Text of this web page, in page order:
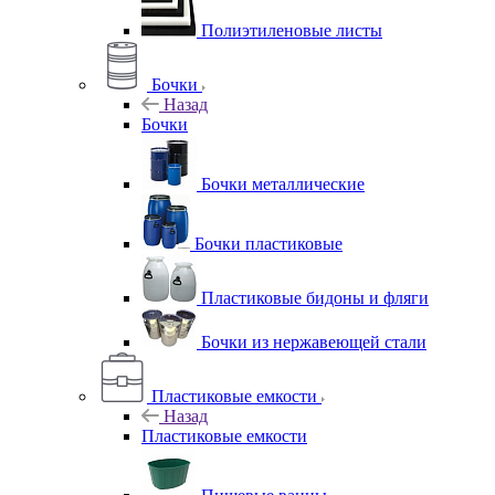
Полиэтиленовые листы
Бочки
Назад
Бочки
Бочки металлические
Бочки пластиковые
Пластиковые бидоны и фляги
Бочки из нержавеющей стали
Пластиковые емкости
Назад
Пластиковые емкости